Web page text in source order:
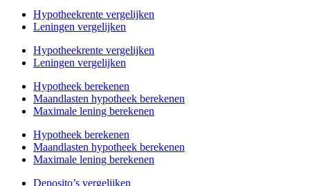
Hypotheekrente vergelijken
Leningen vergelijken
Hypotheekrente vergelijken
Leningen vergelijken
Hypotheek berekenen
Maandlasten hypotheek berekenen
Maximale lening berekenen
Hypotheek berekenen
Maandlasten hypotheek berekenen
Maximale lening berekenen
Deposito’s vergelijken